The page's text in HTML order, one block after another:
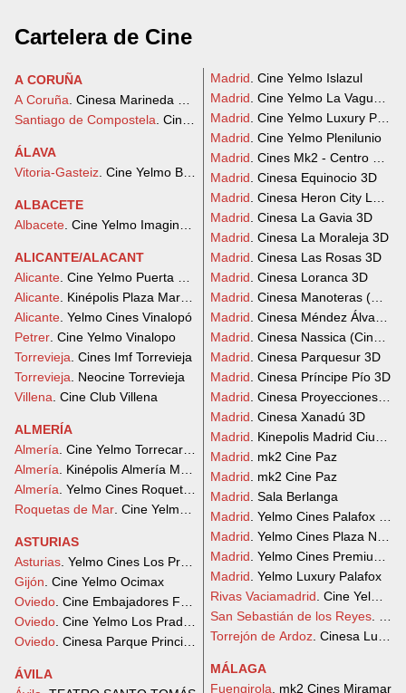
Cartelera de Cine
A CORUÑA
A Coruña . Cinesa Marineda City
Santiago de Compostela . Cinesa As Cancelas
ÁLAVA
Vitoria-Gasteiz . Cine Yelmo Boulevard
ALBACETE
Albacete . Cine Yelmo Imaginalia
ALICANTE/ALACANT
Alicante . Cine Yelmo Puerta de Alicante
Alicante . Kinépolis Plaza Mar 2 Alicante
Alicante . Yelmo Cines Vinalopó
Petrer . Cine Yelmo Vinalopo
Torrevieja . Cines Imf Torrevieja
Torrevieja . Neocine Torrevieja
Villena . Cine Club Villena
ALMERÍA
Almería . Cine Yelmo Torrecardenas
Almería . Kinépolis Almería Mediterráneo
Almería . Yelmo Cines Roquetas
Roquetas de Mar . Cine Yelmo Roquetas de Mar
ASTURIAS
Asturias . Yelmo Cines Los Prados
Gijón . Cine Yelmo Ocimax
Oviedo . Cine Embajadores Foncalada
Oviedo . Cine Yelmo Los Prados
Oviedo . Cinesa Parque Principado
ÁVILA
Madrid . Cine Yelmo Islazul
Madrid . Cine Yelmo La Vaguada
Madrid . Cine Yelmo Luxury
Madrid . Cine Yelmo Plenilunio
Madrid . Cines Mk2 - Centro
Madrid . Cinesa Equinocio 3D
Madrid . Cinesa Heron City Las
Madrid . Cinesa La Gavia 3D
Madrid . Cinesa La Moraleja 3D
Madrid . Cinesa Las Rosas 3D
Madrid . Cinesa Loranca 3D
Madrid . Cinesa Manoteras (Cine
Madrid . Cinesa Méndez Álvaro
Madrid . Cinesa Nassica (Ciné
Madrid . Cinesa Parquesur 3D
Madrid . Cinesa Príncipe Pío 3D
Madrid . Cinesa Proyecciones 3D
Madrid . Cinesa Xanadú 3D
Madrid . Kinepolis Madrid Ciudad
Madrid . mk2 Cine Paz
Madrid . mk2 Cine Paz
Madrid . Sala Berlanga
Madrid . Yelmo Cines Palafox
Madrid . Yelmo Cines Plaza Norte
Madrid . Yelmo Cines Premium
Madrid . Yelmo Luxury Palafox
Rivas Vaciamadrid . Cine Yelmo
San Sebastián de los Reyes
Torrejón de Ardoz . Cinesa Luxe
MÁLAGA
Fuengirola . mk2 Cines Miramar